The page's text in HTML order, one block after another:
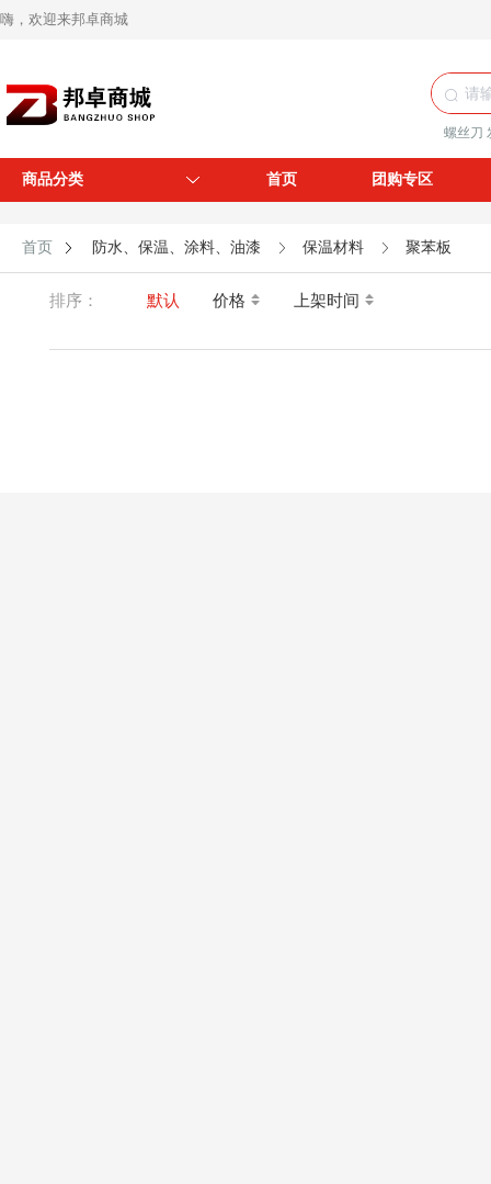
嗨，欢迎来邦卓商城
螺丝刀
商品分类 首页 团购专区
首页 防水、保温、涂料、油漆 保温材料 聚苯板
排序： 默认 价格 上架时间